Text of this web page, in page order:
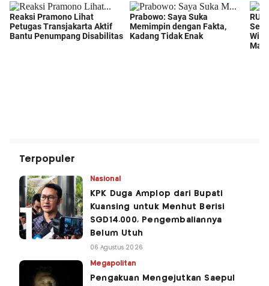
Terpopuler
Nasional
KPK Duga Amplop dari Bupati
Kuansing untuk Menhut Berisi
SGD14.000, Pengembaliannya
Belum Utuh
06 Agustus 2026
Megapolitan
Pengakuan Mengejutkan Saepul